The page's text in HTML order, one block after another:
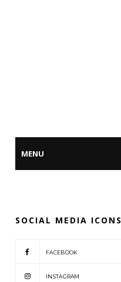
SOCIAL MEDIA ICONS
FACEBOOK
INSTAGRAM